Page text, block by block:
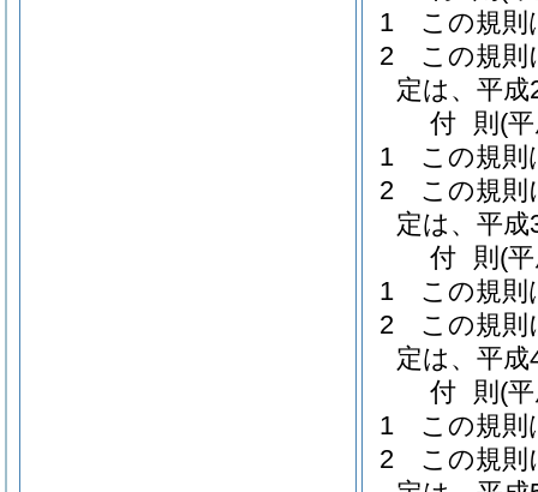
1
この規則
2
この規則
定は、平
付 則 (
1
この規則
2
この規則
定は、平
付 則 (
1
この規則
2
この規則
定は、平
付 則 (
1
この規則
2
この規則